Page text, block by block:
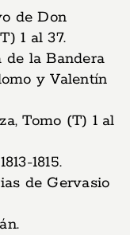
de Don
1 al 37.
de la Bandera
y Valentín
Tomo (T) 1 al
1815.
de Gervasio